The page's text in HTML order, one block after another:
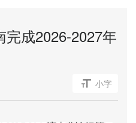
成2026-2027年
小字